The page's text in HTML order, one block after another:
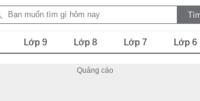
Lớp 9 Lớp 8 Lớp 7 Lớp 6